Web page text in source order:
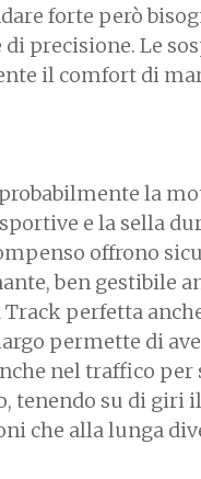
forte però
di precisione. Le
il comfort di
la
e la sella
offrono
ben gestibile
Track perfetta
permette di
nel traffico per
tenendo su di giri
che alla lunga